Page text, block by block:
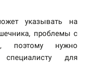
указывать на
проблемы с
поэтому нужно
для